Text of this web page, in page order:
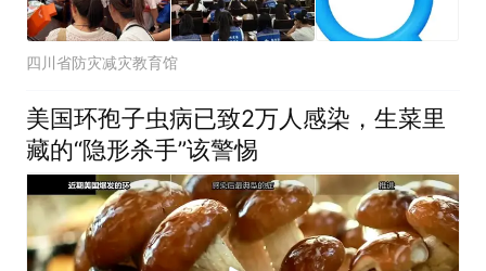
四川省防灾减灾教育馆
美国环孢子虫病已致2万人感染，生菜里
藏的“隐形杀手”该警惕